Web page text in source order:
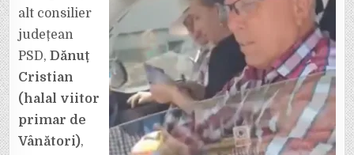
alt consilier
județean
PSD,Dănuț
Cristian
(halal viitor
primar de
Vânători),